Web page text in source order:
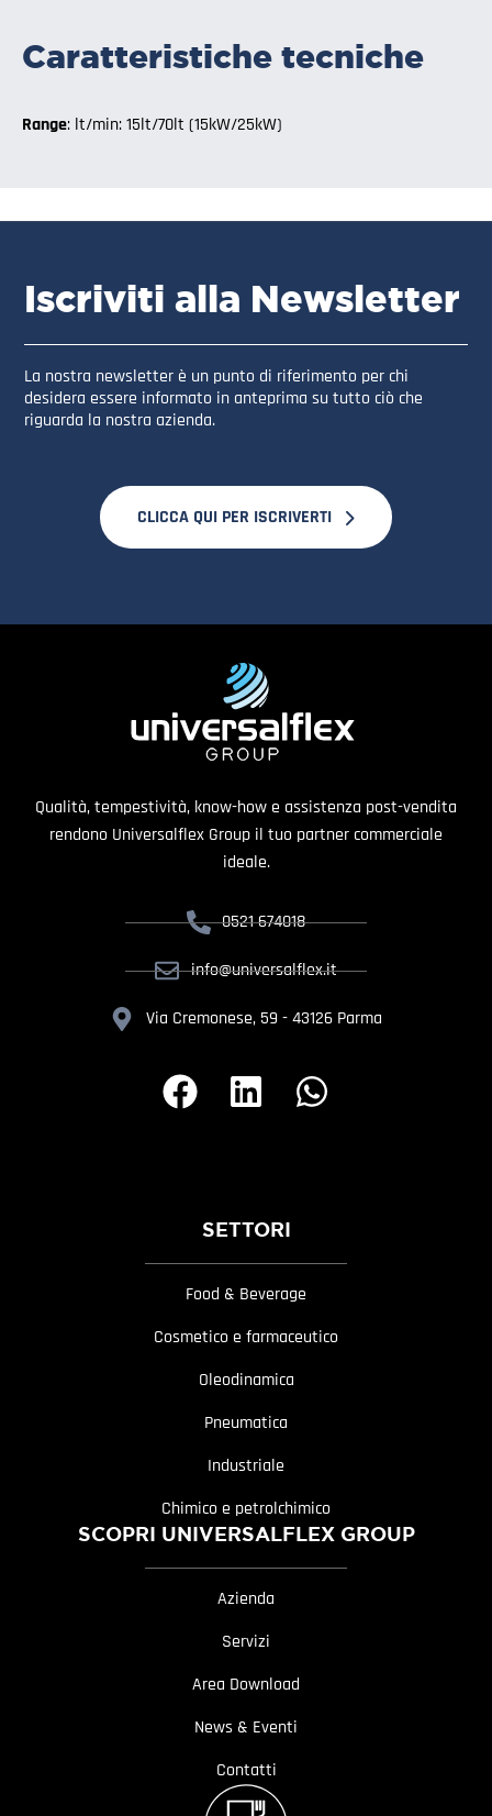
Caratteristiche tecniche
Range: lt/min: 15lt/70lt (15kW/25kW)
Iscriviti alla Newsletter
La nostra newsletter è un punto di riferimento per chi
desidera essere informato in anteprima su tutto ciò che
riguarda la nostra azienda.
CLICCA QUI PER ISCRIVERTI
Qualità, tempestività, know-how e assistenza post-vendita
rendono Universalflex Group il tuo partner commerciale
ideale.
0521 674018
info@universalflex.it
Via Cremonese, 59 - 43126 Parma
SETTORI
Food & Beverage
Cosmetico e farmaceutico
Oleodinamica
Pneumatica
Industriale
Chimico e petrolchimico
SCOPRI UNIVERSALFLEX GROUP
Azienda
Servizi
Area Download
News & Eventi
Contatti